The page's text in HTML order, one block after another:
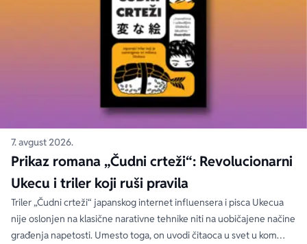
7. avgust 2026.
Prikaz romana „Čudni crteži“: Revolucionarni
Ukecu i triler koji ruši pravila
Triler „Čudni crteži“ japanskog internet influensera i pisca Ukecua
nije oslonjen na klasične narativne tehnike niti na uobičajene načine
građenja napetosti. Umesto toga, on uvodi čitaoca u svet u kom